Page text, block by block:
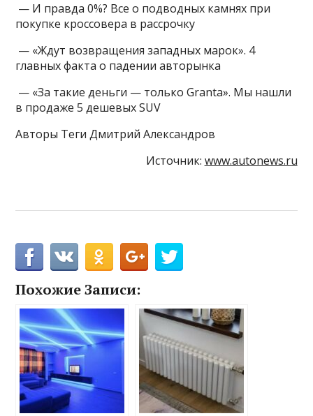
— И правда 0%? Все о подводных камнях при
покупке кроссовера в рассрочку
— «Ждут возвращения западных марок». 4
главных факта о падении авторынка
— «За такие деньги — только Granta». Мы нашли
в продаже 5 дешевых SUV
Авторы Теги Дмитрий Александров
Источник: www.autonews.ru
Похожие Записи: